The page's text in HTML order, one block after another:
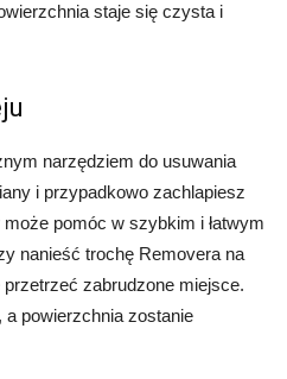
staje się czysta i
narzędziem do usuwania
i przypadkowo zachlapiesz
pomóc w szybkim i łatwym
nanieść trochę Removera na
zabrudzone miejsce.
powierzchnia zostanie